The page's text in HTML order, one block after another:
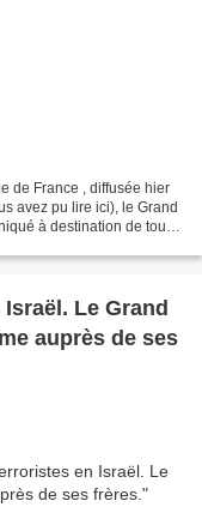
de France , diffusée hier
avez pu lire ici), le Grand
à destination de tous.
Le Grand
auprès de ses